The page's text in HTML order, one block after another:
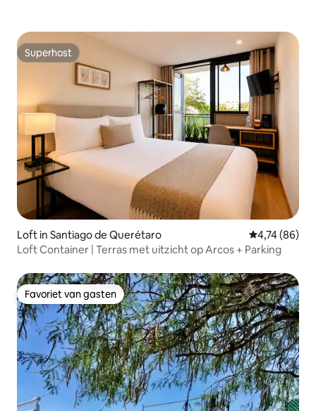
Superhost
Superhost
Loft in Santiago de Querétaro Gemiddelde
4,74 (86)
Loft Container | Terras met uitzicht op Arcos + Parking
Favoriet van gasten
Favoriet van gasten